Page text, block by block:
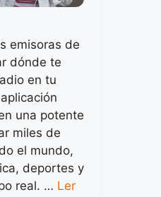
emisoras de
dónde te
en tu
una potente
miles de
el mundo,
deportes y
real. … Ler